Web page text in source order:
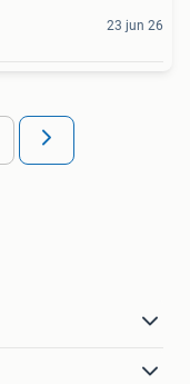
23 jun 26